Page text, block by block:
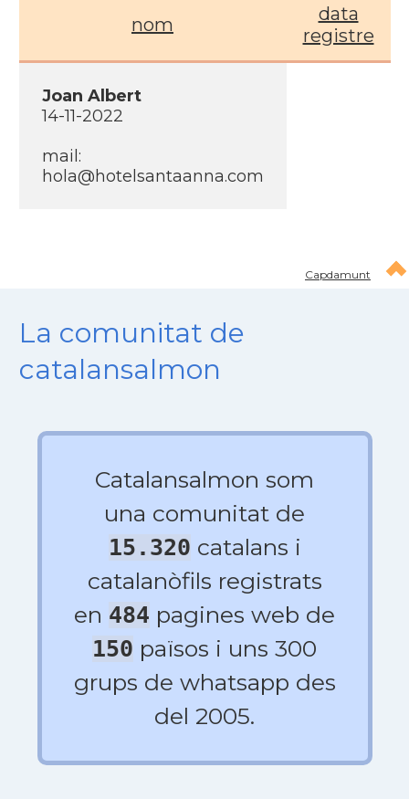
nom
data
registre
Joan Albert
14-11-2022
mail:
hola@hotelsantaanna.com
Capdamunt
La comunitat de
catalansalmon
Catalansalmon som
una comunitat de
15.320 catalans i
catalanòfils registrats
en 484 pagines web de
150 països i uns 300
grups de whatsapp des
del 2005.